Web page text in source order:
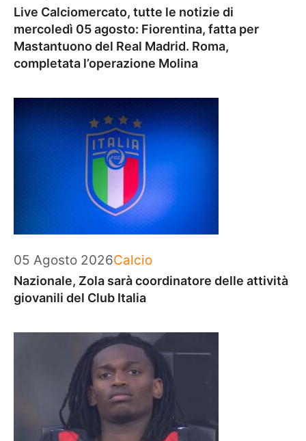
Live Calciomercato, tutte le notizie di
mercoledì 05 agosto: Fiorentina, fatta per
Mastantuono del Real Madrid. Roma,
completata l’operazione Molina
05 Agosto 2026Categorie
Calcio
Nazionale, Zola sarà coordinatore delle attività
giovanili del Club Italia